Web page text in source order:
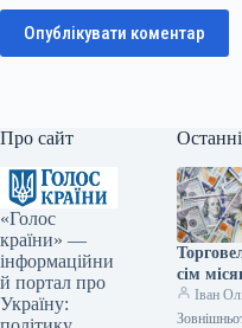
Опублікувати коментар
Про сайт
«Голос
країни» —
інформаційни
й портал про
Україну:
сім
Іван